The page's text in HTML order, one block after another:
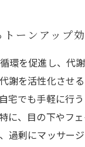
トーンアップ
環を促進し、代
謝を活性化させ
宅でも手軽に行
に、目の下やフ
過剰にマッサー